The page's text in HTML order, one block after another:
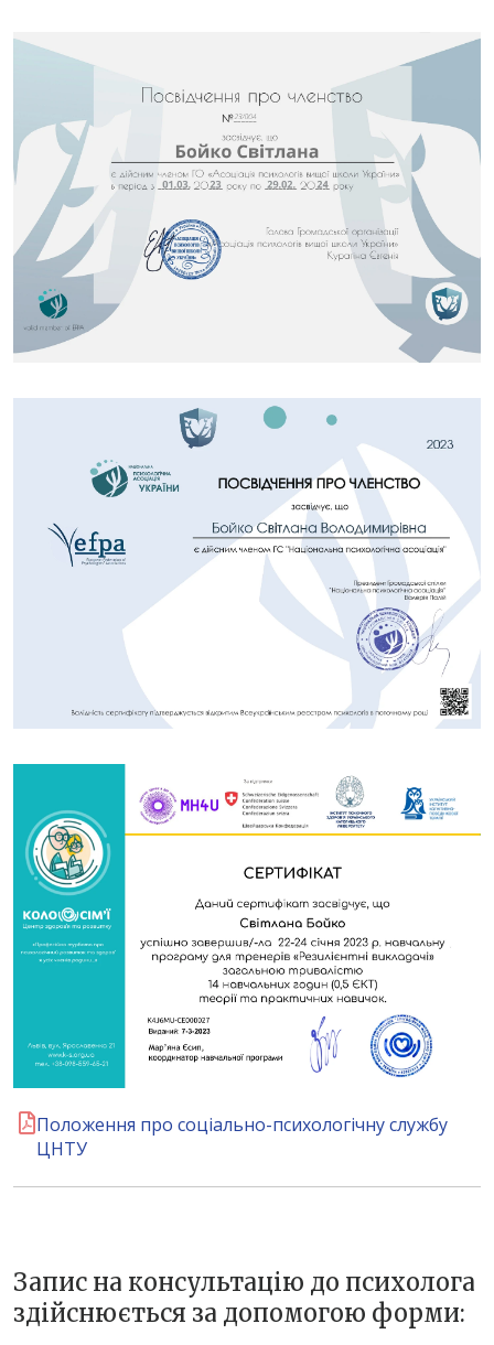
Положення про соціально-психологічну службу
ЦНТУ
Запис на консультацію до психолога
здійснюється за допомогою форми: